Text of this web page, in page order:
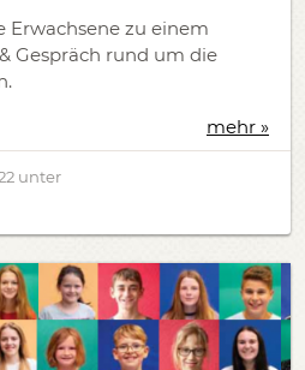
Erwachsene zu einem
Gespräch rund um die
mehr »
unter